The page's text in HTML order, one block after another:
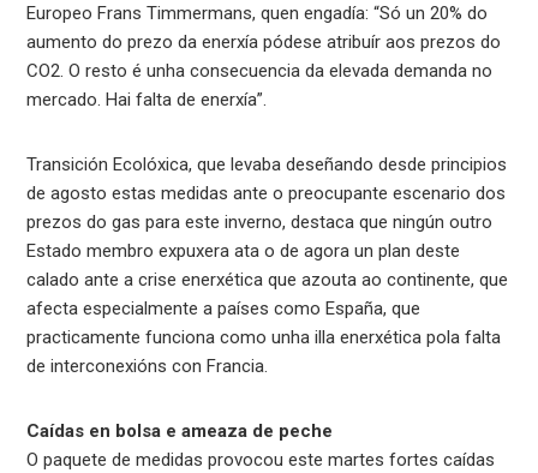
Europeo Frans Timmermans, quen engadía: “Só un 20% do
aumento do prezo da enerxía pódese atribuír aos prezos do
CO2. O resto é unha consecuencia da elevada demanda no
mercado. Hai falta de enerxía”.
Transición Ecolóxica, que levaba deseñando desde principios
de agosto estas medidas ante o preocupante escenario dos
prezos do gas para este inverno, destaca que ningún outro
Estado membro expuxera ata o de agora un plan deste
calado ante a crise enerxética que azouta ao continente, que
afecta especialmente a países como España, que
practicamente funciona como unha illa enerxética pola falta
de interconexións con Francia.
Caídas en bolsa e ameaza de peche
O paquete de medidas provocou este martes fortes caídas